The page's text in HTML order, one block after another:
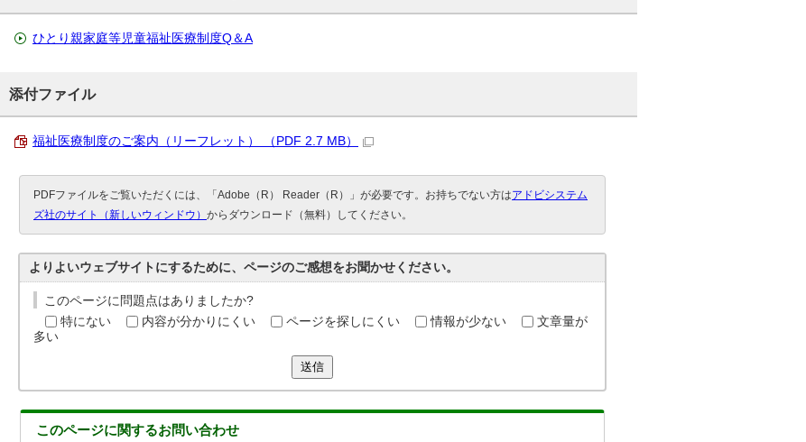
ひとり親家庭等児童福祉医療制度Q＆A
添付ファイル
福祉医療制度のご案内（リーフレット） （PDF 2.7 MB）
PDFファイルをご覧いただくには、「Adobe（R） Reader（R）」が必要です。お持ちでない方はアドビシステム
ズ社のサイト（新しいウィンドウ） からダウンロード（無料）してください。
よりよいウェブサイトにするために、ページのご感想をお聞かせください。
このページに問題点はありましたか?
特にない
内容が分かりにくい ページを探しにくい 情報が少ない
文章量が
多い
送信
このページに関するお問い合わせ